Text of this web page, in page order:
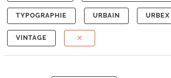
TYPOGRAPHIE URBAIN URBEX
VINTAGE